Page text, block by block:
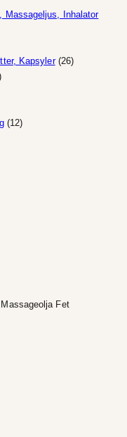
Massageljus, Inhalator
Kapsyler 2626
1212
Fet